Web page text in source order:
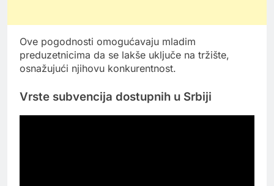
Ove pogodnosti omogućavaju mladim
preduzetnicima da se lakše uključe na tržište,
osnažujući njihovu konkurentnost.
Vrste subvencija dostupnih u Srbiji